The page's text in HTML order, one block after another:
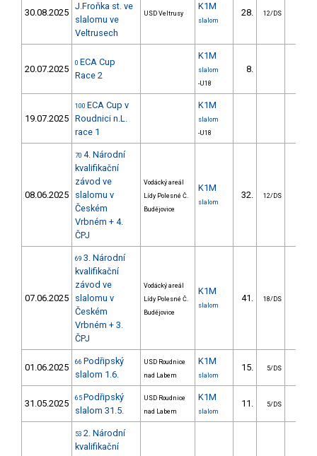
30.08.2025
J.Froňka st. ve
slalomu ve
Veltrusech
USD Veltrusy
K1M
slalom
28. 12/DS
20.07.2025
0 ECA Cup
Race 2
K1M
slalom
-U18
8.
19.07.2025
100 ECA Cup v
Roudnici n.L.
race 1
K1M
slalom
-U18
08.06.2025
70 4. Národní
kvalifikační
závod ve
slalomu v
Českém
Vrbném + 4.
ČPJ
Vodácký areál
Lídy Polesné Č.
Budějovice
K1M
slalom
32. 12/DS
07.06.2025
69 3. Národní
kvalifikační
závod ve
slalomu v
Českém
Vrbném + 3.
ČPJ
Vodácký areál
Lídy Polesné Č.
Budějovice
K1M
slalom
41. 18/DS
01.06.2025 66 Podřipský
slalom 1.6.
USD Roudnice
nad Labem
K1M
slalom
15. 5/DS
31.05.2025 65 Podřipský
slalom 31.5.
USD Roudnice
nad Labem
K1M
slalom
11. 5/DS
53 2. Národní
kvalifikační